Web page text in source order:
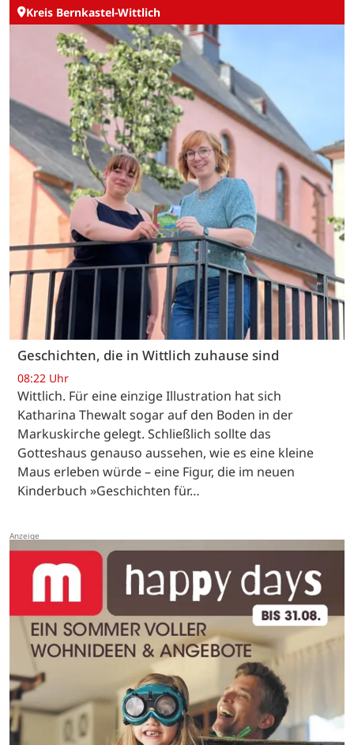
Kreis Bernkastel-Wittlich
Geschichten, die in Wittlich zuhause sind
08:22 Uhr
Wittlich. Für eine einzige Illustration hat sich
Katharina Thewalt sogar auf den Boden in der
Markuskirche gelegt. Schließlich sollte das
Gotteshaus genauso aussehen, wie es eine kleine
Maus erleben würde – eine Figur, die im neuen
Kinderbuch »Geschichten für…